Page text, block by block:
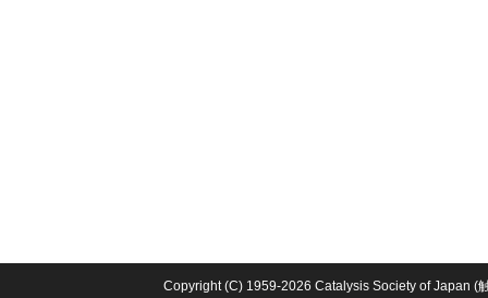
Copyright (C) 1959-2026 Catalysis Society of Japan (